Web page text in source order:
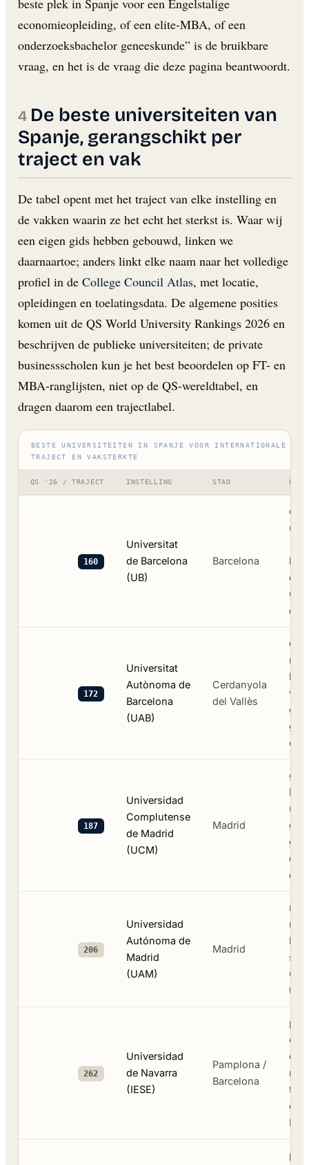
beste plek in Spanje voor een Engelstalige
economieopleiding, of een elite-MBA, of een
onderzoeksbachelor geneeskunde” is de bruikbare
vraag, en het is de vraag die deze pagina beantwoordt.
De beste universiteiten van
Spanje, gerangschikt per
traject en vak
De tabel opent met het traject van elke instelling en
de vakken waarin ze het echt het sterkst is. Waar wij
een eigen gids hebben gebouwd, linken we
daarnaartoe; anders linkt elke naam naar het volledige
profiel in de College Council Atlas, met locatie,
opleidingen en toelatingsdata. De algemene posities
komen uit de QS World University Rankings 2026 en
beschrijven de publieke universiteiten; de private
businessscholen kun je het best beoordelen op FT- en
MBA-ranglijsten, niet op de QS-wereldtabel, en
dragen daarom een trajectlabel.
BESTE UNIVERSITEITEN IN SPANJE VOOR INTERNATIONALE
TRAJECT EN VAKSTERKTE
QS '26 / TRAJECT INSTELLING STAD
160
Universitat
de Barcelona
(UB)
Barcelona
de
of
172
Universitat
Autònoma de
Barcelona
(UAB)
Cerdanyola
del Vallès
187
Universidad
Complutense
de Madrid
(UCM)
Madrid
de
206
Universidad
Autónoma de
Madrid
(UAM)
Madrid
ten
262
Universidad
de Navarra
(IESE)
Pamplona /
Barcelona